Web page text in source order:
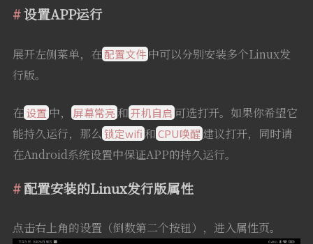
设置APP运行
展开左侧菜单，在配置文件中可以分别安装多个Linux发
行版。
在设置中， 屏幕常亮和开机自启可选打开。如果你希望它
能持久运行，那么锁定wifi和CPU唤醒建议打开，同时请
在Android系统设置中保证APP的持久运行。
配置安装的Linux发行版属性
点击右上角的设置（倒数第二个按钮），进入属性页。